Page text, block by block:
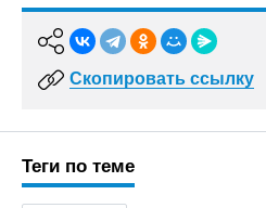
Скопировать ссылку
Теги по теме